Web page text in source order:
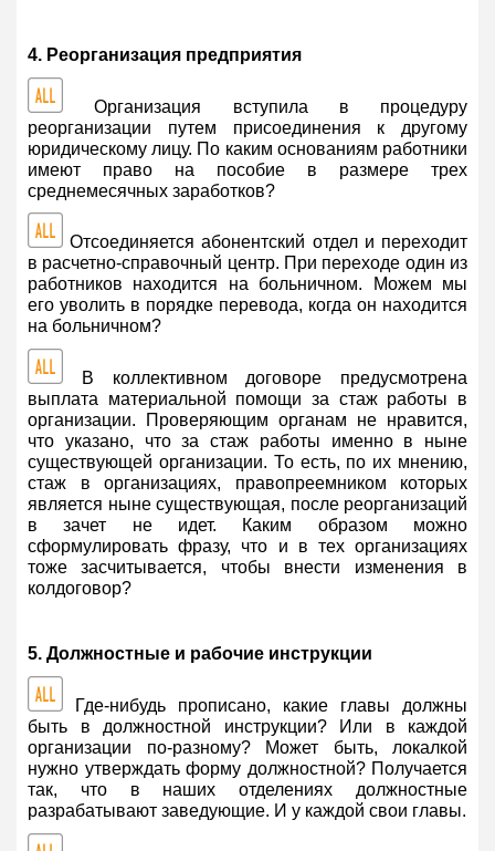
4. Реорганизация предприятия
Организация вступила в процедуру
реорганизации путем присоединения к другому
юридическому лицу. По каким основаниям работники
имеют право на пособие в размере трех
среднемесячных заработков?
Отсоединяется абонентский отдел и переходит
в расчетно-справочный центр. При переходе один из
работников находится на больничном. Можем мы
его уволить в порядке перевода, когда он находится
на больничном?
В коллективном договоре предусмотрена
выплата материальной помощи за стаж работы в
организации. Проверяющим органам не нравится,
что указано, что за стаж работы именно в ныне
существующей организации. То есть, по их мнению,
стаж в организациях, правопреемником которых
является ныне существующая, после реорганизаций
в зачет не идет. Каким образом можно
сформулировать фразу, что и в тех организациях
тоже засчитывается, чтобы внести изменения в
колдоговор?
5. Должностные и рабочие инструкции
Где-нибудь прописано, какие главы должны
быть в должностной инструкции? Или в каждой
организации по-разному? Может быть, локалкой
нужно утверждать форму должностной? Получается
так, что в наших отделениях должностные
разрабатывают заведующие. И у каждой свои главы.